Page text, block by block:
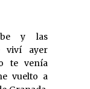
y las
viví ayer
te venía
vuelto a